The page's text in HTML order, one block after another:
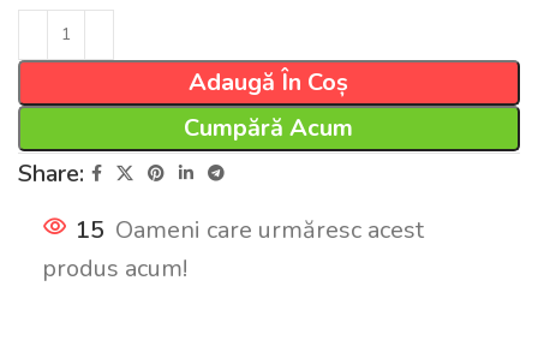
Adaugă În Coș
Cumpără Acum
Share:
15 Oameni care urmăresc acest
produs acum!